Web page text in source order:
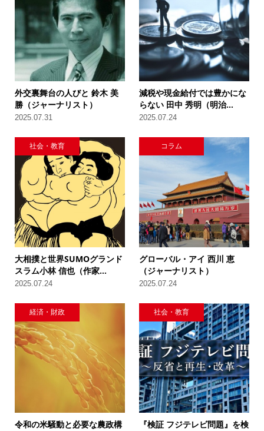
外交裏舞台の人びと 鈴木 美
勝（ジャーナリスト）
2025.07.31
減税や現金給付では豊かにな
らない 田中 秀明（明治...
2025.07.24
社会・教育
大相撲と世界SUMOグランド
スラム小林 信也（作家...
2025.07.24
コラム
グローバル・アイ 西川 恵
（ジャーナリスト）
2025.07.24
経済・財政
令和の米騒動と必要な農政構
社会・教育
『検証 フジテレビ問題』を検